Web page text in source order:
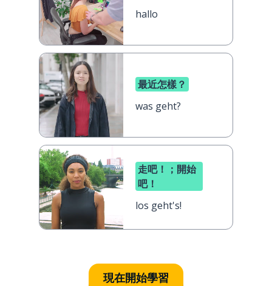
hallo
最近怎樣？
was geht?
走吧！；開始
吧！
los geht's!
現在開始學習